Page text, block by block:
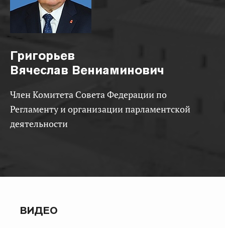
Григорьев
Вячеслав Вениаминович
Член Комитета Совета Федерации по
Регламенту и организации парламентской
деятельности
ВИДЕО